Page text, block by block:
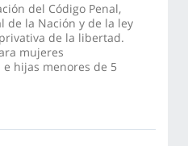
del Código Penal,
de la Nación y de la ley
de la libertad.
mujeres
hijas menores de 5